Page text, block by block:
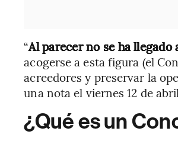
“Al parecer no se ha
acogerse a esta figura (el
acreedores y preservar la
una nota el viernes 12 de
¿Qué es un